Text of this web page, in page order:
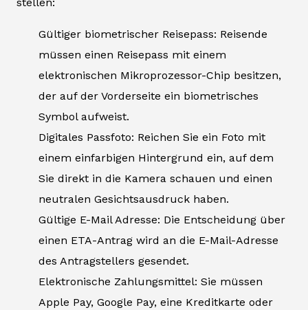
stellen:
Gültiger biometrischer Reisepass: Reisende
müssen einen Reisepass mit einem
elektronischen Mikroprozessor-Chip besitzen,
der auf der Vorderseite ein biometrisches
Symbol aufweist.
Digitales Passfoto: Reichen Sie ein Foto mit
einem einfarbigen Hintergrund ein, auf dem
Sie direkt in die Kamera schauen und einen
neutralen Gesichtsausdruck haben.
Gültige E-Mail Adresse: Die Entscheidung über
einen ETA-Antrag wird an die E-Mail-Adresse
des Antragstellers gesendet.
Elektronische Zahlungsmittel: Sie müssen
Apple Pay, Google Pay, eine Kreditkarte oder